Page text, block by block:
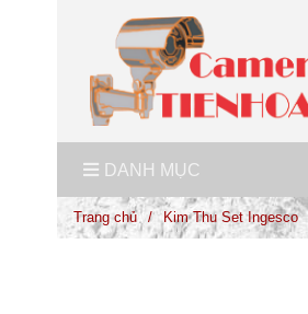
DANH MỤC
Trang chủ / Kim Thu Set Ingesco